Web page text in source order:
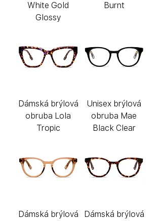
White Gold
Glossy
Burnt
Dámská brýlová
obruba Lola
Tropic
Unisex brýlová
obruba Mae
Black Clear
Dámská brýlová
Dámská brýlová